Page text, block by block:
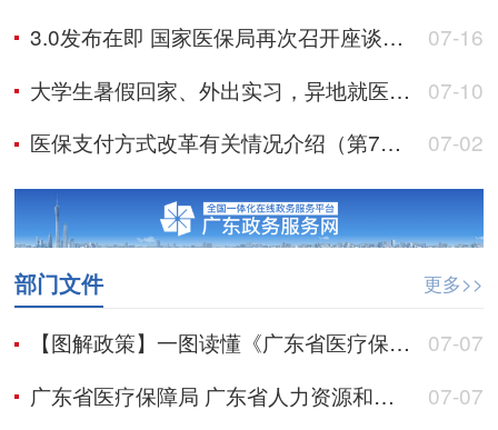
3.0发布在即 国家医保局再次召开座谈会听取意见建议
07-16
大学生暑假回家、外出实习，异地就医怎么办？
07-10
医保支付方式改革有关情况介绍（第7期）
07-02
部门文件 更多>>
【图解政策】一图读懂《广东省医疗保障局 广东省人力资源和社会保障厅关于加强长期照护师职业技能培训和等级认定工作的通知》
07-07
广东省医疗保障局 广东省人力资源和社会保障厅关于加强长期照护师职业技能培训和等级认定工作的通知
07-07